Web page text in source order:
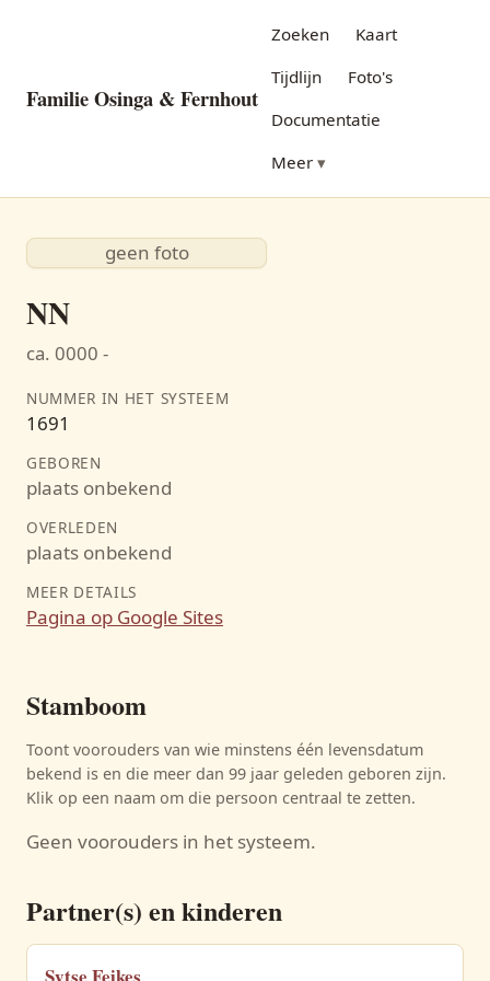
Familie Osinga & Fernhout
Zoeken
Kaart
Tijdlijn
Foto's
Documentatie
Meer
geen foto
NN
ca. 0000 -
NUMMER IN HET SYSTEEM
1691
GEBOREN
plaats onbekend
OVERLEDEN
plaats onbekend
MEER DETAILS
Pagina op Google Sites
Stamboom
Toont voorouders van wie minstens één levensdatum
bekend is en die meer dan 99 jaar geleden geboren zijn.
Klik op een naam om die persoon centraal te zetten.
Geen voorouders in het systeem.
Partner(s) en kinderen